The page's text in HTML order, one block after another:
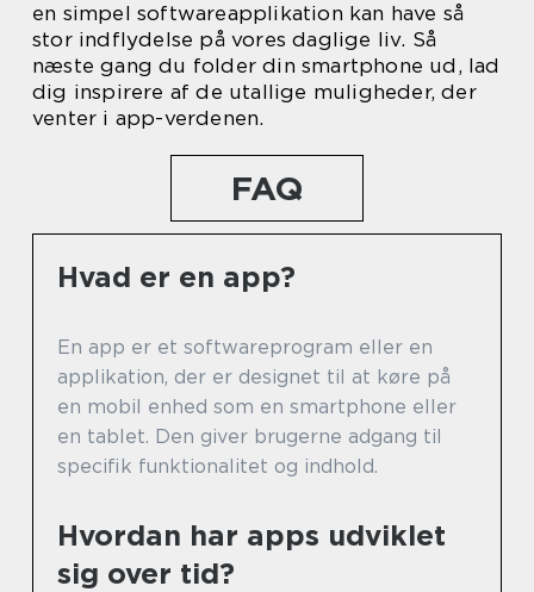
en simpel softwareapplikation kan have så
stor indflydelse på vores daglige liv. Så
næste gang du folder din smartphone ud, lad
dig inspirere af de utallige muligheder, der
venter i app-verdenen.
FAQ
Hvad er en app?
En app er et softwareprogram eller en
applikation, der er designet til at køre på
en mobil enhed som en smartphone eller
en tablet. Den giver brugerne adgang til
specifik funktionalitet og indhold.
Hvordan har apps udviklet
sig over tid?